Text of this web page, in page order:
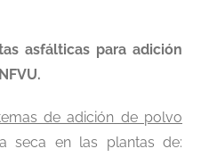
asfálticas para adición
de adición de polvo
seca en las plantas de: